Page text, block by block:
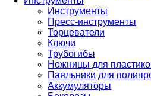
Инструменты
Пресс-инструменты
Торцеватели
Ключи
Трубогибы
Ножницы для
Паяльники для
Аккумуляторы